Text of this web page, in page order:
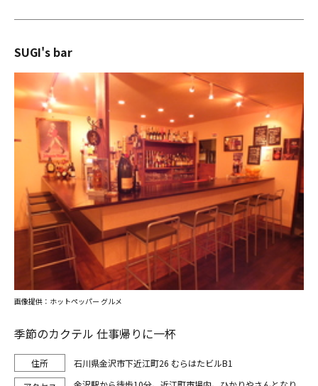
SUGI's bar
季節のカクテル 仕事帰りに一杯
石川県金沢市下近江町26 むらはたビルB1
画像提供：ホットペッパー グルメ